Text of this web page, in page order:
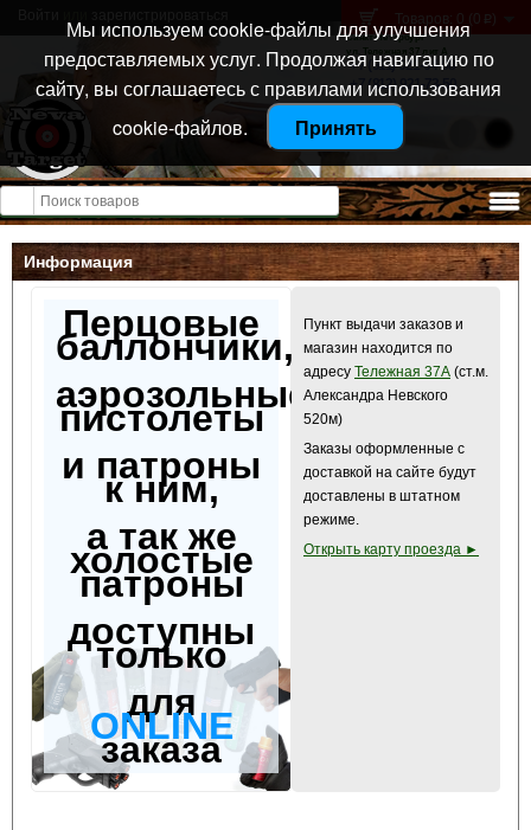
Санкт-Петербург
ул. Тележная 37 лит А
+7 (911) 021-04-08
+7 (812) 921-73-50
Товаров: 0 (0 p )
Открыть меню
Информация
Перцовые
баллончики,
аэрозольные
пистолеты
и патроны
к ним,
а так же
холостые
патроны
доступны
только
для
ONLINE
заказа
Пункт выдачи заказов и
магазин находится по
адресу Тележная 37А (ст.м.
Александра Невского
520м)
Заказы оформленные с
доставкой на сайте будут
доставлены в штатном
режиме.
Открыть карту проезда ►
Мы используем cookie-файлы для улучшения
предоставляемых услуг. Продолжая навигацию по
сайту, вы соглашаетесь с правилами использования
cookie-файлов.
Принять